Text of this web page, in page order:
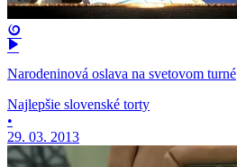
Narodeninová oslava na svetovom turné
Najlepšie slovenské torty
•
29. 03. 2013